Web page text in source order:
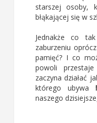
starszej osoby,
błąkającej się w
Jednakże co
zaburzeniu
pamięć? I co
powoli
zaczyna działać
którego ubywa
naszego